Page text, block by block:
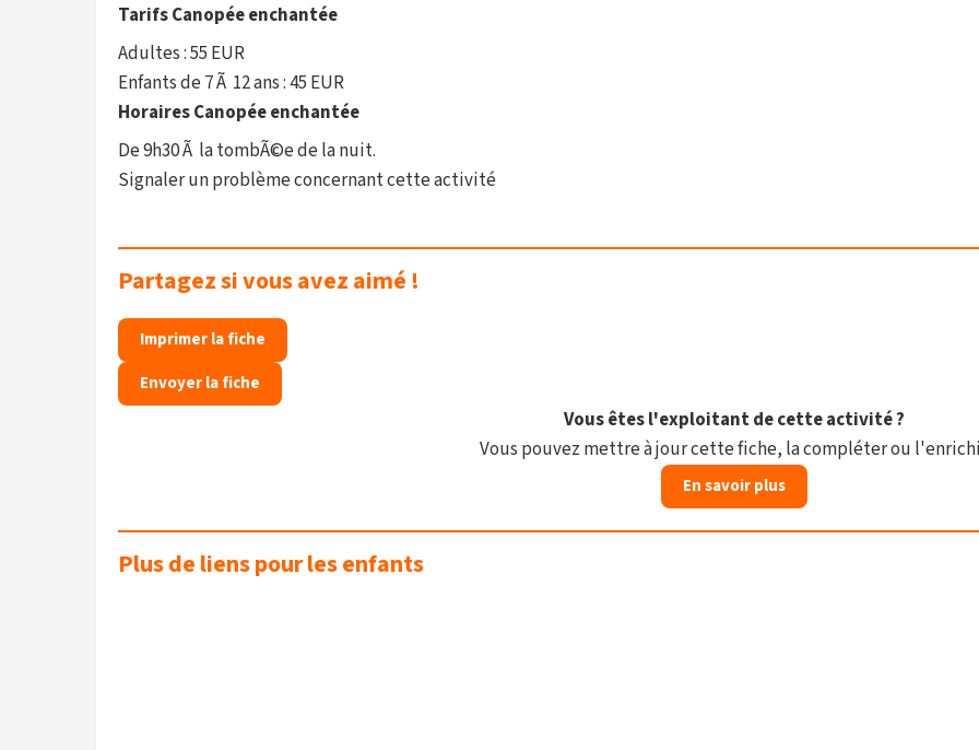
Tarifs Canopée enchantée
Adultes : 55 EUR
Enfants de 7 Ã 12 ans : 45 EUR
Horaires Canopée enchantée
De 9h30 Ã la tombÃ©e de la nuit.
Signaler un problème concernant cette activité
Partagez si vous avez aimé !
Imprimer la fiche
Envoyer la fiche
Vous êtes l'exploitant de cette activité ?
Vous pouvez mettre à jour cette fiche, la compléter ou
En savoir plus
Plus de liens pour les enfants